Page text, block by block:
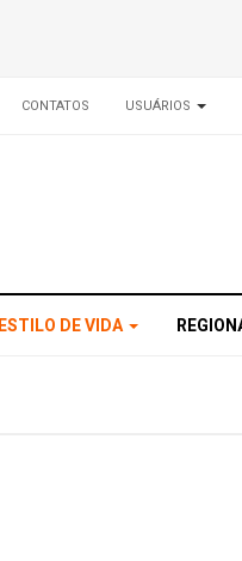
CONTATOS USUÁRIOS
ESTILO DE VIDA